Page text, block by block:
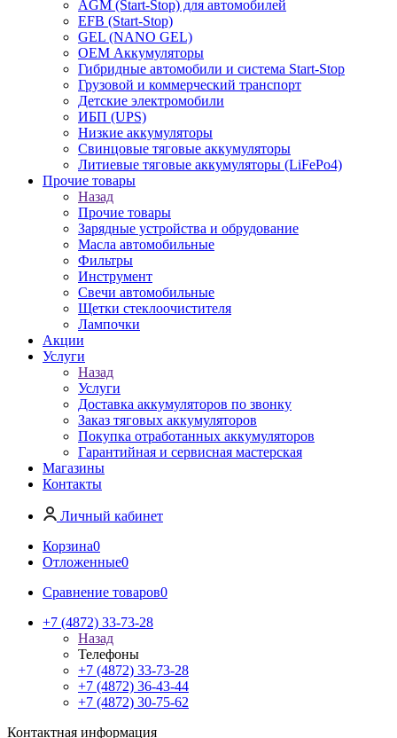
AGM (Start-Stop) для автомобилей
EFB (Start-Stop)
GEL (NANO GEL)
OEM Аккумуляторы
Гибридные автомобили и система Start-Stop
Грузовой и коммерческий транспорт
Детские электромобили
ИБП (UPS)
Низкие аккумуляторы
Свинцовые тяговые аккумуляторы
Литиевые тяговые аккумуляторы (LiFePo4)
Прочие товары
Назад
Прочие товары
Зарядные устройства и обрудование
Масла автомобильные
Фильтры
Инструмент
Свечи автомобильные
Щетки стеклоочистителя
Лампочки
Акции
Услуги
Назад
Услуги
Доставка аккумуляторов по звонку
Заказ тяговых аккумуляторов
Покупка отработанных аккумуляторов
Гарантийная и сервисная мастерская
Магазины
Контакты
Личный кабинет
Корзина0
Отложенные0
Сравнение товаров0
+7 (4872) 33-73-28
Назад
Телефоны
+7 (4872) 33-73-28
+7 (4872) 36-43-44
+7 (4872) 30-75-62
Контактная информация